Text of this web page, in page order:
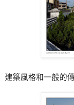
建築風格和一般的